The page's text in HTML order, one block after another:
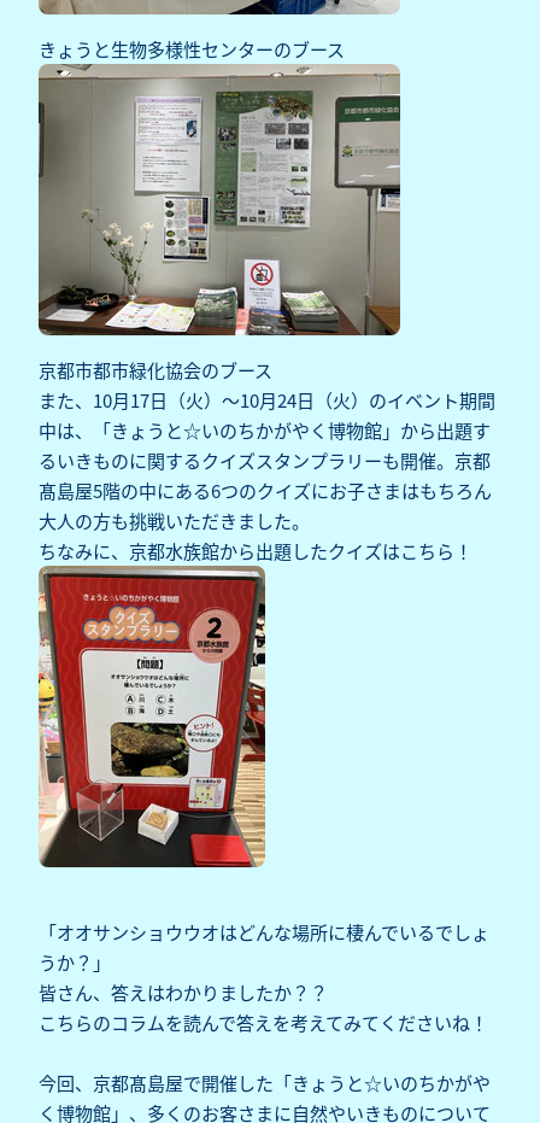
きょうと生物多様性センターのブース
京都市都市緑化協会のブース
また、10月17日（火）～10月24日（火）のイベント期間
中は、「きょうと☆いのちかがやく博物館」から出題す
るいきものに関するクイズスタンプラリーも開催。京都
髙島屋5階の中にある6つのクイズにお子さまはもちろん
大人の方も挑戦いただきました。
ちなみに、京都水族館から出題したクイズはこちら！
「オオサンショウウオはどんな場所に棲んでいるでしょ
うか？」
皆さん、答えはわかりましたか？？
こちらのコラムを読んで答えを考えてみてくださいね！
今回、京都髙島屋で開催した「きょうと☆いのちかがや
く博物館」、多くのお客さまに自然やいきものについて